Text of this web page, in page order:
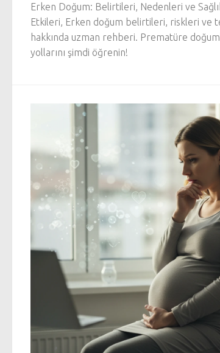
Erken Doğum: Belirtileri, Nedenleri ve
Etkileri, Erken doğum belirtileri, riskleri ve
hakkında uzman rehberi. Prematüre
yollarını şimdi öğrenin!